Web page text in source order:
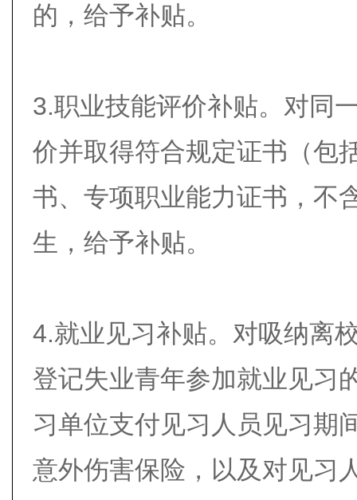
的，给予补贴。
3.职业技能评价补贴。对同
价并取得符合规定证书（包
书、专项职业能力证书，不
生，给予补贴。
4.就业见习补贴。对吸纳离
登记失业青年参加就业见习
习单位支付见习人员见习期
意外伤害保险，以及对见习